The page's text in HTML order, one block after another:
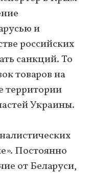
и
российских
санкций. То
товаров на
территории
Украины.
Постоянно
от Беларуси,